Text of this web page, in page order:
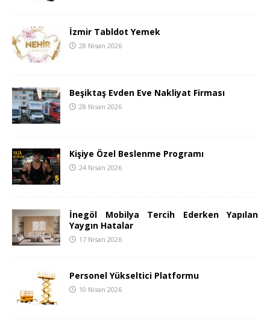
İzmir Tabldot Yemek
28 Nisan 2026
Beşiktaş Evden Eve Nakliyat Firması
28 Nisan 2026
Kişiye Özel Beslenme Programı
24 Nisan 2026
İnegöl Mobilya Tercih Ederken Yapılan
Yaygın Hatalar
17 Nisan 2026
Personel Yükseltici Platformu
10 Nisan 2026